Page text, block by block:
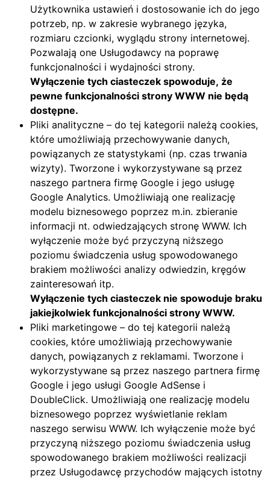
Użytkownika ustawień i dostosowanie ich do jego
potrzeb, np. w zakresie wybranego języka,
rozmiaru czcionki, wyglądu strony internetowej.
Pozwalają one Usługodawcy na poprawę
funkcjonalności i wydajności strony.
Wyłączenie tych ciasteczek spowoduje, że
pewne funkcjonalności strony WWW nie będą
dostępne.
Pliki analityczne – do tej kategorii należą cookies,
które umożliwiają przechowywanie danych,
powiązanych ze statystykami (np. czas trwania
wizyty). Tworzone i wykorzystywane są przez
naszego partnera firmę Google i jego usługę
Google Analytics. Umożliwiają one realizację
modelu biznesowego poprzez m.in. zbieranie
informacji nt. odwiedzających stronę WWW. Ich
wyłączenie może być przyczyną niższego
poziomu świadczenia usług spowodowanego
brakiem możliwości analizy odwiedzin, kręgów
zainteresowań itp.
Wyłączenie tych ciasteczek nie spowoduje braku
jakiejkolwiek funkcjonalności strony WWW.
Pliki marketingowe – do tej kategorii należą
cookies, które umożliwiają przechowywanie
danych, powiązanych z reklamami. Tworzone i
wykorzystywane są przez naszego partnera firmę
Google i jego usługi Google AdSense i
DoubleClick. Umożliwiają one realizację modelu
biznesowego poprzez wyświetlanie reklam
naszego serwisu WWW. Ich wyłączenie może być
przyczyną niższego poziomu świadczenia usług
spowodowanego brakiem możliwości realizacji
przez Usługodawcę przychodów mających istotny